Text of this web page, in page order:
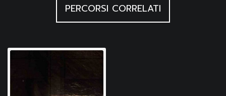
(1935-1941)
Battaglia R., Notizie sulla stratigrafia del deposito
Postumia (SLO) 1930, 4 (1), A. VIII, gen.-mar
Battaglia R., La caverna Pocala, in Atti della Reale
fisiche, matematiche e naturali., Roma 1922, 303, s. 5,
PERCORSI CORRELATI